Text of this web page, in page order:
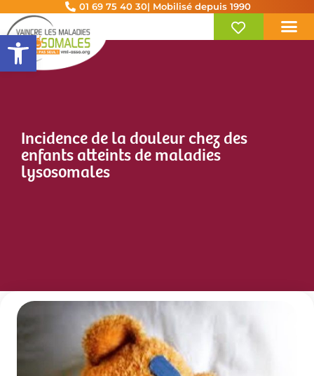
Ouvrir la barre d’outils
01 69 75 40 30| Mobilisé depuis 1990
Incidence de la douleur chez des
enfants atteints de maladies
lysosomales